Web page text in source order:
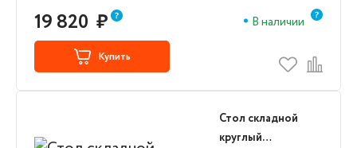
19 820 ₽ В наличии
Купить
Стол складной
круглый